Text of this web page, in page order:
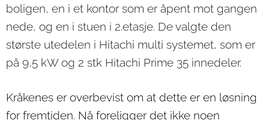
boligen, en i et kontor som er åpent mot gangen
nede, og en i stuen i 2.etasje. De valgte den
største utedelen i Hitachi multi systemet, som er
på 9,5 kW og 2 stk Hitachi Prime 35 innedeler.
Kråkenes er overbevist om at dette er en løsning
for fremtiden. Nå foreligger det ikke noen